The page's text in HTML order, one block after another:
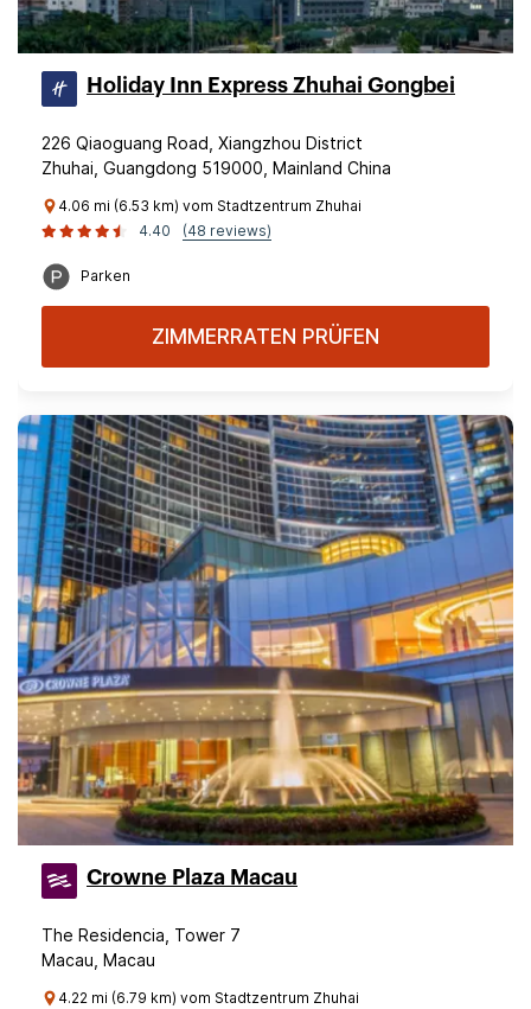
Holiday Inn Express Zhuhai Gongbei
226 Qiaoguang Road, Xiangzhou District
Zhuhai, Guangdong 519000, Mainland China
4.06 mi (6.53 km) vom Stadtzentrum Zhuhai
4.40
(48 reviews)
Parken
ZIMMERRATEN PRÜFEN
Crowne Plaza Macau
The Residencia, Tower 7
Macau, Macau
4.22 mi (6.79 km) vom Stadtzentrum Zhuhai